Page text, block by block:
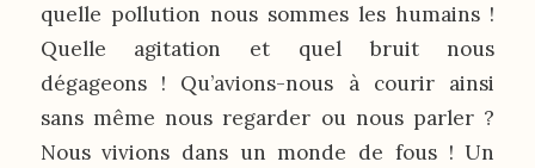
quelle pollution nous sommes les humains !
Quelle agitation et quel bruit nous
dégageons ! Qu’avions-nous à courir ainsi
sans même nous regarder ou nous parler ?
Nous vivions dans un monde de fous ! Un